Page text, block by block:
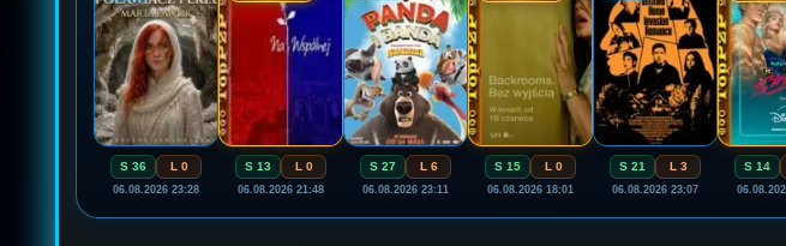
S 36 L 0
06.08.2026 23:28
S 13 L 0
06.08.2026 21:48
S 27 L 6
06.08.2026 23:11
S 15 L 0
06.08.2026 18:01
S 21 L 3
06.08.2026 23:07
S 14